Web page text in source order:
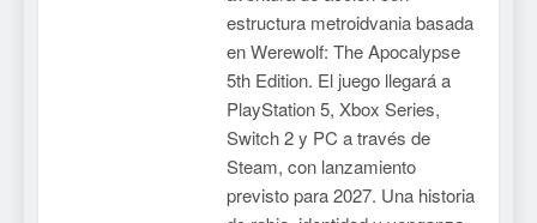
estructura metroidvania basada
en Werewolf: The Apocalypse
5th Edition. El juego llegará a
PlayStation 5, Xbox Series,
Switch 2 y PC a través de
Steam, con lanzamiento
previsto para 2027. Una historia